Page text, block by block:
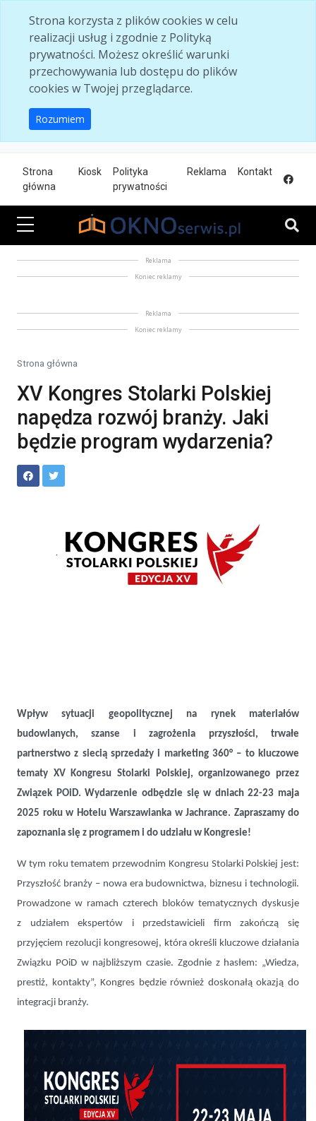
Strona korzysta z plików cookies w celu
realizacji usług i zgodnie z Polityką
prywatności. Możesz określić warunki
przechowywania lub dostępu do plików
cookies w Twojej przeglądarce.
Rozumiem
Strona
główna
Kiosk
Polityka
prywatności
Reklama Kontakt
Reklama
Koniec reklamy
Reklama
Koniec reklamy
Strona główna
XV Kongres Stolarki Polskiej
napędza rozwój branży. Jaki
będzie program wydarzenia?
program wydarzenia?
Wpływ sytuacji geopolitycznej na rynek materiałów
budowlanych, szanse i zagrożenia przyszłości, trwałe
partnerstwo z siecią sprzedaży i marketing 360° – to kluczowe
tematy XV Kongresu Stolarki Polskiej, organizowanego przez
Związek POiD. Wydarzenie odbędzie się w dniach 22-23 maja
2025 roku w Hotelu Warszawianka w Jachrance. Zapraszamy do
zapoznania się z programem i do udziału w Kongresie!
W tym roku tematem przewodnim Kongresu Stolarki Polskiej jest:
Przyszłość branży – nowa era budownictwa, biznesu i technologii.
Prowadzone w ramach czterech bloków tematycznych dyskusje
z udziałem ekspertów i przedstawicieli firm zakończą się
przyjęciem rezolucji kongresowej, która określi kluczowe działania
Związku POiD w najbliższym czasie. Zgodnie z hasłem: „Wiedza,
prestiż, kontakty”, Kongres będzie również doskonałą okazją do
integracji branży.